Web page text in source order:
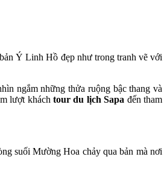
Ý Linh Hồ đẹp như trong tranh vẽ với
ngắm những thửa ruộng bậc thang và
lượt kháchtour du lịch Sapa đến tham
suối Mường Hoa chảy qua bản mà nơi